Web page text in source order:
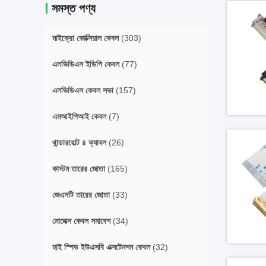
সমস্ত পণ্য
মাইক্রো কোক্সিয়াল কেবল(303)
এলভিডিএস ইডিপি কেবল(77)
এলভিডিএস কেবল সভা(157)
এমআইপিআই কেবল(7)
থান্ডারবোল্ট ৪ ক্যাবল(26)
কাস্টম তারের জোতা(165)
জেএসটি তারের জোতা(33)
মোলেক্স কেবল সমাবেশ(34)
হাই স্পিড ইউএসবি এক্সটেনশন কেবল(32)